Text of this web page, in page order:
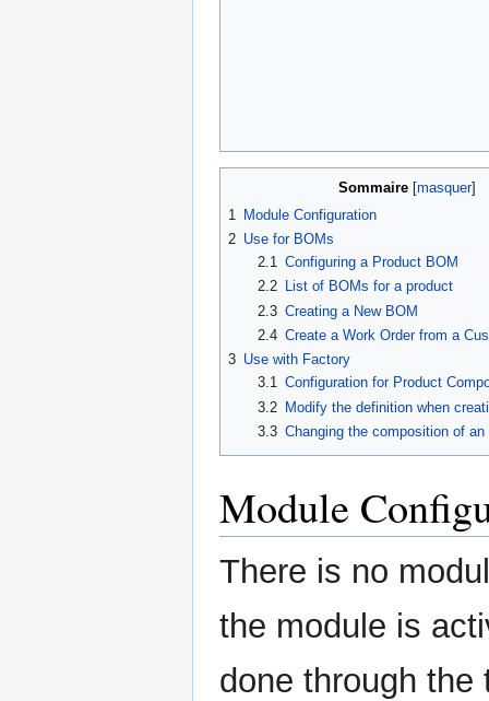
Sommaire
1
Module Configuration
2 Use for BOMs
2.1
Configuring a Product BOM
2.2
List of BOMs for a product
2.3 Creating a New BOM
2.4 Create a Work Order from a
3 Use with Factory
3.1 Configuration for Product
3.2 Modify the definition when
3.3 Changing the composition of an
Module
There is no
the module is
done through the